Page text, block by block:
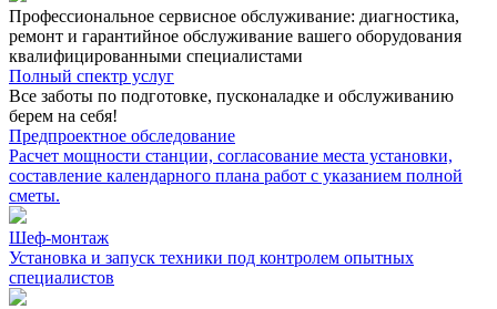
Профессиональное сервисное обслуживание: диагностика,
ремонт и гарантийное обслуживание вашего оборудования
квалифицированными специалистами
Полный спектр услуг
Все заботы по подготовке, пусконаладке и обслуживанию
берем на себя!
Предпроектное обследование
Расчет мощности станции, согласование места установки,
составление календарного плана работ с указанием полной
сметы.
Шеф-монтаж
Установка и запуск техники под контролем опытных
специалистов